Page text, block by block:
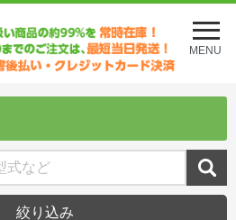
メ
ニ
ュ
を
MENU
絞り込み